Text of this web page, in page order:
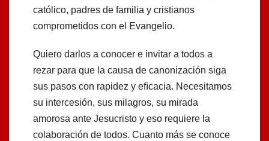
católico, padres de familia y cristianos
comprometidos con el Evangelio.
Quiero darlos a conocer e invitar a todos a
rezar para que la causa de canonización siga
sus pasos con rapidez y eﬁcacia. Necesitamos
su intercesión, sus milagros, su mirada
amorosa ante Jesucristo y eso requiere la
colaboración de todos. Cuanto más se conoce